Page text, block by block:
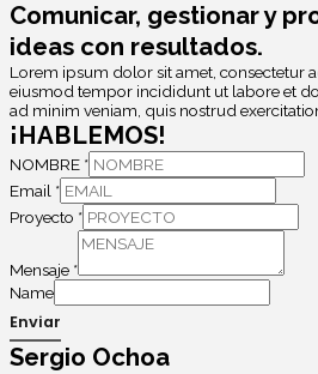
Comunicar, gestionar y
ideas con resultados.
Lorem ipsum dolor sit amet, consectetur
eiusmod tempor incididunt ut labore et
ad minim veniam, quis nostrud
¡HABLEMOS!
NOMBRE *
Email *
Proyecto *
Mensaje *
Name
Enviar
Sergio Ochoa